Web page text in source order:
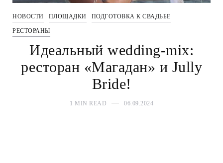
НОВОСТИ ПЛОЩАДКИ ПОДГОТОВКА К СВАДЬБЕ
РЕСТОРАНЫ
Идеальный wedding-mix:
ресторан «Магадан» и Jully
Bride!
1 MIN READ 06.09.2024